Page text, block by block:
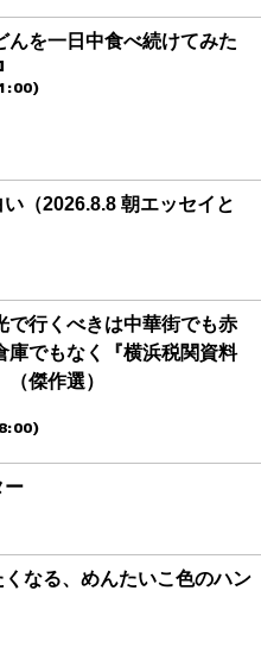
んを一日中食べ続けてみた
（2026.8.8 朝エッセイと
で行くべきは中華街でも赤
庫でもなく『横浜税関資料
（傑作選）
ー
なる、めんたいこ色のハン